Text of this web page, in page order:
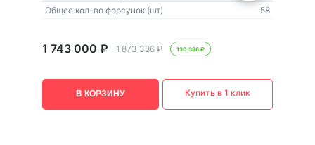
Общее кол-во форсунок (шт)
58
1 743 000 ₽ 1 873 386 ₽ 130 386 ₽
В КОРЗИНУ Купить в 1 клик